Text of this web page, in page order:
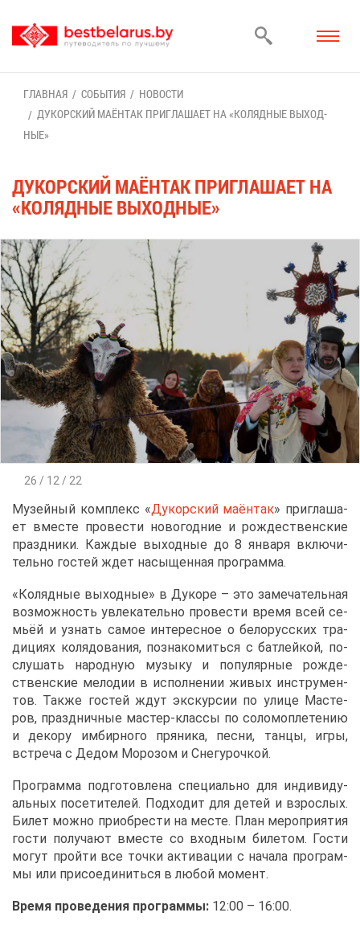
ГЛАВ­НАЯ СО­БЫ­ТИЯ
НО­ВО­СТИ
ДУ­КОР­СКИЙ МА­ЁН­ТАК ПРИ­ГЛА­ША­ЕТ НА «КО­ЛЯД­НЫЕ ВЫ­ХОД­
НЫЕ»
ДУ­КОР­СКИЙ МА­ЁН­ТАК ПРИ­ГЛА­ША­ЕТ НА
«КО­ЛЯД­НЫЕ ВЫ­ХОД­НЫЕ»
26 / 12 / 22
Му­зей­ный ком­плекс «Ду­кор­ский ма­ён­так» при­гла­ша­
ет вме­сте про­ве­сти но­во­год­ние и рож­де­ствен­ские
празд­ни­ки. Каж­дые вы­ход­ные до 8 ян­ва­ря вклю­чи­
тель­но го­стей ждет на­сы­щен­ная про­грам­ма.
«Ко­ляд­ные вы­ход­ные» в Ду­ко­ре – это за­ме­ча­тель­ная
воз­мож­ность увле­ка­тель­но про­ве­сти вре­мя всей се­
мьёй и узнать са­мое ин­те­рес­ное о бе­ло­рус­ских тра­
ди­ци­ях ко­ля­до­ва­ния, по­зна­ко­мить­ся с бат­лей­кой, по­
слу­шать на­род­ную му­зы­ку и по­пу­ляр­ные рож­де­
ствен­ские ме­ло­дии в ис­пол­не­нии жи­вых ин­стру­мен­
тов. Та­к­же го­стей ждут экс­кур­сии по ули­це Ма­сте­
ров, празд­нич­ные ма­стер-клас­сы по со­ло­мо­пле­те­нию
и де­ко­ру им­бир­но­го пря­ни­ка, пес­ни, тан­цы, иг­ры,
встре­ча с Де­дом Мо­ро­зом и Сне­гу­роч­кой.
Про­грам­ма под­го­тов­ле­на спе­ци­аль­но для ин­ди­ви­ду­
аль­ных по­се­ти­те­лей. Под­хо­дит для де­тей и взрос­лых.
Би­лет мож­но при­об­ре­сти на ме­сте. План ме­ро­при­я­тия
го­сти по­лу­ча­ют вме­сте со вход­ным би­ле­том. Го­сти
мо­гут прой­ти все точ­ки ак­ти­ва­ции с на­ча­ла про­грам­
мы или при­со­еди­нить­ся в лю­бой мо­мент.
Вре­мя про­ве­де­ния про­грам­мы: 12:00 – 16:00.